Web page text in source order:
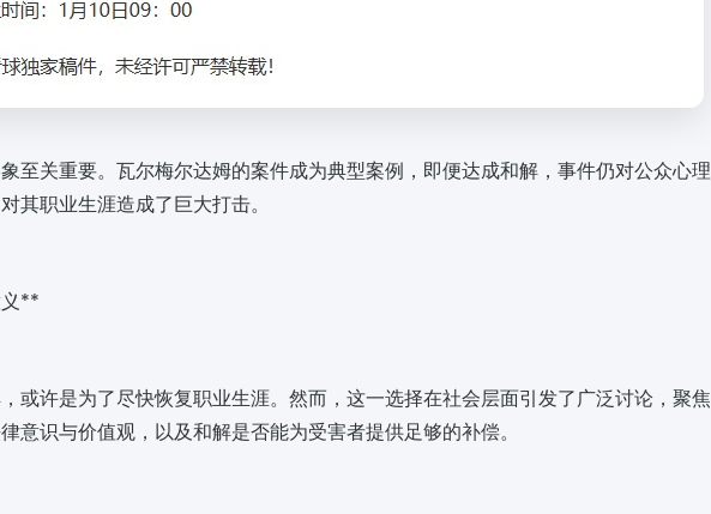
至关重要。瓦尔梅尔达姆的案件成为典型案例，即便达成和解，事件仍对公众心理
其职业生涯造成了巨大打击。
**
或许是为了尽快恢复职业生涯。然而，这一选择在社会层面引发了广泛讨论，聚焦
意识与价值观，以及和解是否能为受害者提供足够的补偿。